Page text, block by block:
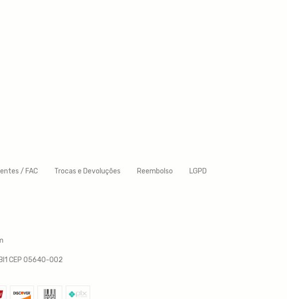
/ FAC Trocas e Devoluções Reembolso LGPD
CEP 05640-002